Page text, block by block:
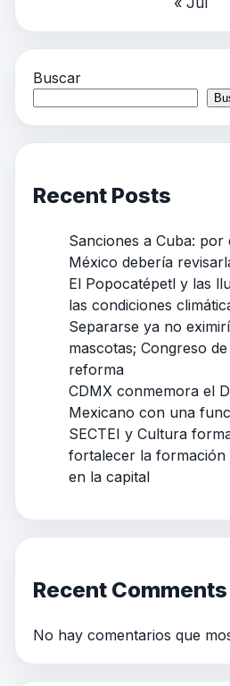
Buscar
Recent Posts
Sanciones a Cuba:
México debería
El Popocatépetl y las
las condiciones
Separarse ya no
mascotas; Congreso
reforma
CDMX conmemora el
Mexicano con una
SECTEI y Cultura
fortalecer la formación
en la capital
Recent Comments
No hay comentarios que